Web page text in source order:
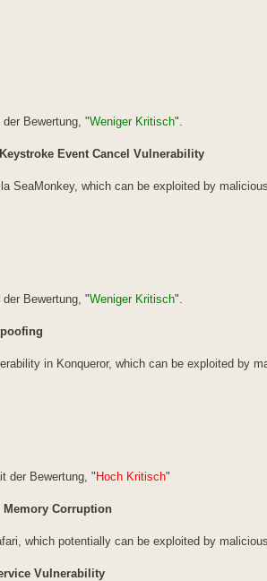
Bewertung, "Weniger Kritisch".
Event Cancel Vulnerability
SeaMonkey, which can be exploited by
Bewertung, "Weniger Kritisch".
in Konqueror, which can be exploited by
der Bewertung, "Hoch Kritisch"
Memory Corruption
which potentially can be exploited by
Vulnerability